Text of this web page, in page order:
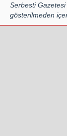
Serbesti Gazetesi
gösterilmeden